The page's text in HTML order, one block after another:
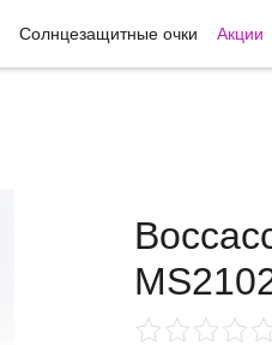
Солнцезащитные очки Акции